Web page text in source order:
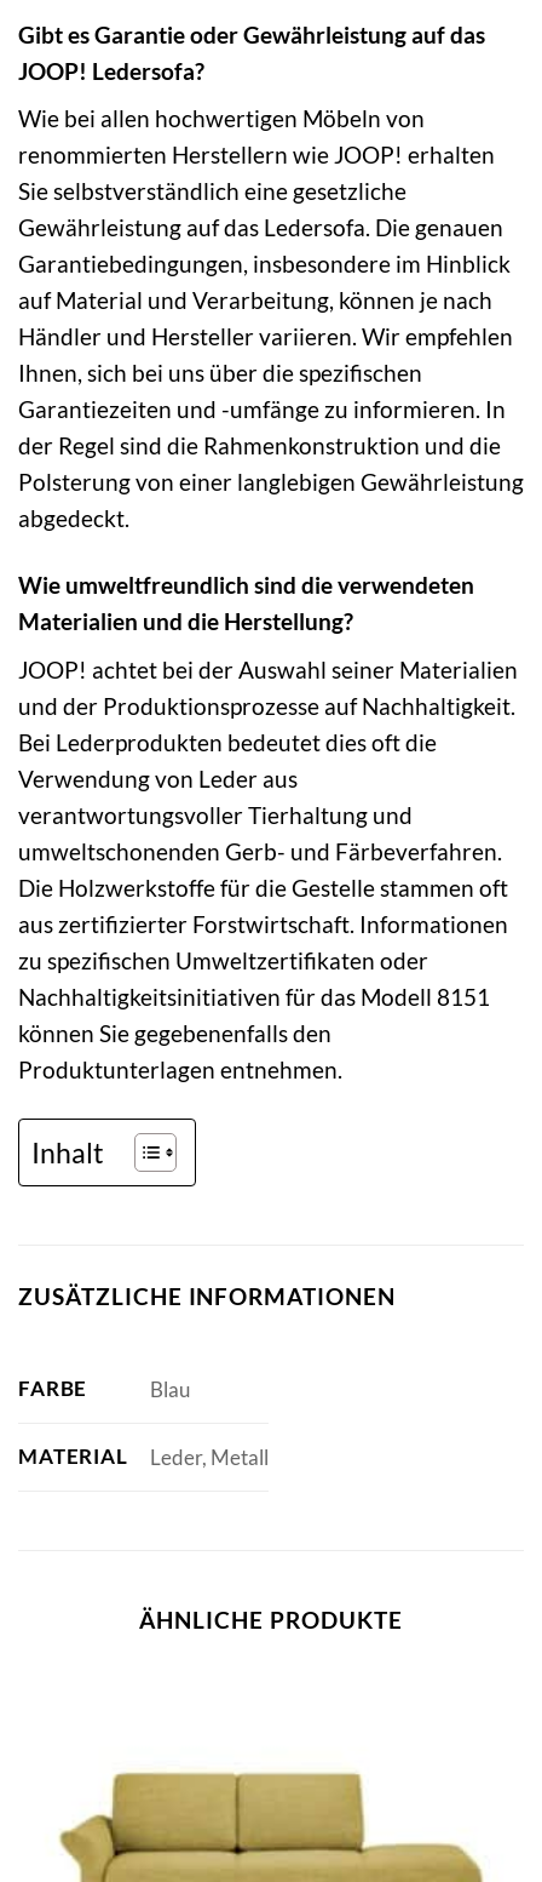
Gibt es Garantie oder Gewährleistung auf das
JOOP! Ledersofa?
Wie bei allen hochwertigen Möbeln von
renommierten Herstellern wie JOOP! erhalten
Sie selbstverständlich eine gesetzliche
Gewährleistung auf das Ledersofa. Die genauen
Garantiebedingungen, insbesondere im Hinblick
auf Material und Verarbeitung, können je nach
Händler und Hersteller variieren. Wir empfehlen
Ihnen, sich bei uns über die spezifischen
Garantiezeiten und -umfänge zu informieren. In
der Regel sind die Rahmenkonstruktion und die
Polsterung von einer langlebigen Gewährleistung
abgedeckt.
Wie umweltfreundlich sind die verwendeten
Materialien und die Herstellung?
JOOP! achtet bei der Auswahl seiner Materialien
und der Produktionsprozesse auf Nachhaltigkeit.
Bei Lederprodukten bedeutet dies oft die
Verwendung von Leder aus
verantwortungsvoller Tierhaltung und
umweltschonenden Gerb- und Färbeverfahren.
Die Holzwerkstoffe für die Gestelle stammen oft
aus zertifizierter Forstwirtschaft. Informationen
zu spezifischen Umweltzertifikaten oder
Nachhaltigkeitsinitiativen für das Modell 8151
können Sie gegebenenfalls den
Produktunterlagen entnehmen.
Inhalt
ZUSÄTZLICHE INFORMATIONEN
FARBE Blau
MATERIAL Leder, Metall
ÄHNLICHE PRODUKTE